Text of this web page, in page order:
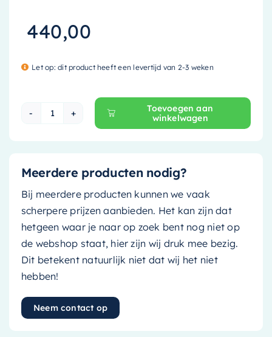
440,00
Let op: dit product heeft een levertijd van 2-3 weken
Mondiaz EASY Nis - 59.5x29.5cm - solid
Toevoegen aan
winkelwagen
Meerdere producten nodig?
Bij meerdere producten kunnen we vaak
scherpere prijzen aanbieden. Het kan zijn dat
hetgeen waar je naar op zoek bent nog niet op
de webshop staat, hier zijn wij druk mee bezig.
Dit betekent natuurlijk niet dat wij het niet
hebben!
Neem contact op